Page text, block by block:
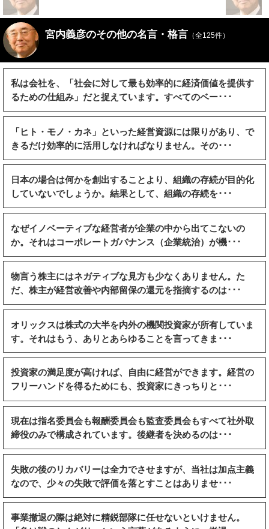
宮内義彦のその他の名言・格言 （全125件）
私は会社を、「社会に対して最も効率的に経済価値を提供す
るための仕組み」だと捉えています。すべてのベー･･･
「ヒト・モノ・カネ」といった経営資源には限りがあり、で
きるだけ効率的に活用しなければなりません。その･･･
日本の場合は何かを創出することより、組織の存続が目的化
していないでしょうか。結果として、組織の存続を･･･
なぜイノベーティブな経営者が企業の中から出てこないの
か。それはコーポレートガバナンス（企業統治）が機･･･
物言う株主にはネガティブな見方も少なくありません。た
だ、株主が経営改善や内部留保の還元を指摘するのは･･･
オリックスは株式の大半を内外の機関投資家が所有していま
す。それはもう、ありとあらゆることを言ってきま･･･
投資家の満足度が高ければ、自由に経営ができます。経営の
フリーハンドを得るためにも、投資家にきっちりと･･･
現在は指名委員会も報酬委員会も監査委員会もすべて社外取
締役のみで構成されています。後継者を決めるのは･･･
失敗の後のリカバリーは全力でさせますが、当社は加点主義
なので、少々の失敗で評価を落とすことはありませ･･･
事業撤退の際は絶対に精鋭部隊に任せないといけません。